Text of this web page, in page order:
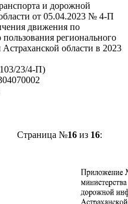
и дорожной
от 05.04.2023 № 4-П
движения по
регионального
области в 2023
23/4-П)
Страница №16из 16: